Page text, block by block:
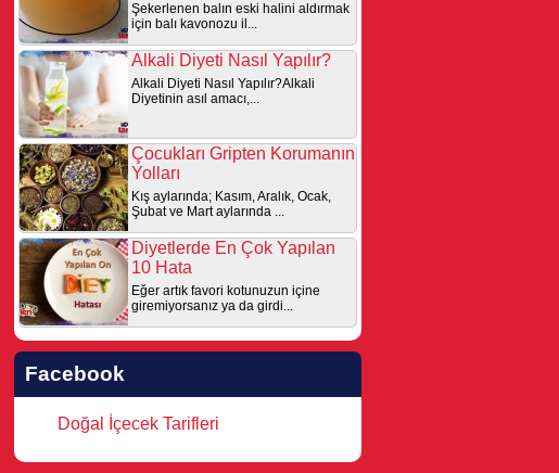
Şekerlenen balın eski halini aldırmak
için balı kavonozu il...
Alkali Diyeti Nasıl Yapılır?
Alkali Diyeti Nasıl Yapılır?Alkali
Diyetinin asıl amacı,...
Çocukları Gripten Korumanın
Yolları
Kış aylarında; Kasım, Aralık, Ocak,
Şubat ve Mart aylarında ...
Diyetlerde En Çok Yapılan
10 Hata
Eğer artık favori kotunuzun içine
giremiyorsanız ya da girdi...
Facebook
Doğal İçecek Tarifleri